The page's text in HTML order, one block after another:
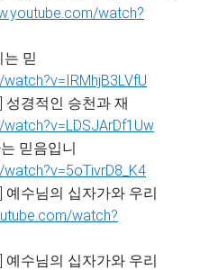
watch?
믿
경적인 승천과 재
믿음입니
수님의 십자가와 우리
watch?
수님의 십자가와 우리